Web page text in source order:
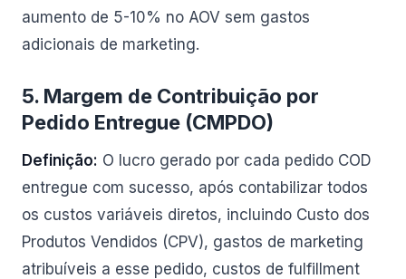
aumento de 5-10% no AOV sem gastos
adicionais de marketing.
5. Margem de Contribuição por
Pedido Entregue (CMPDO)
Definição: O lucro gerado por cada pedido COD
entregue com sucesso, após contabilizar todos
os custos variáveis diretos, incluindo Custo dos
Produtos Vendidos (CPV), gastos de marketing
atribuíveis a esse pedido, custos de fulfillment